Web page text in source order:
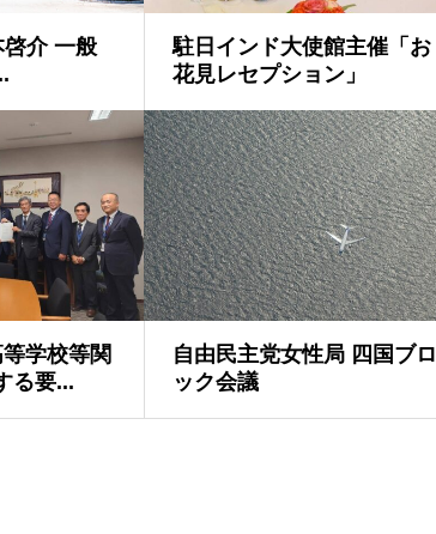
介 一般
駐日インド大使館主催「お
花見レセプション」
学校等関
る要...
自由民主党女性局 四国ブロ
ック会議